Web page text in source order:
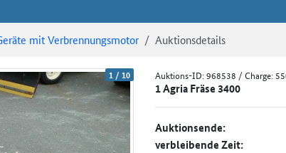
mit Verbrennungsmotor Auktionsdetails
1 /10 Auktions-ID:968538 / Charge:
1 Agria Fräse 3400
Auktionsende:
verbleibende Zeit: